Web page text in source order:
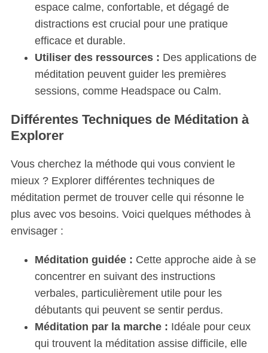
espace calme, confortable, et dégagé de
distractions est crucial pour une pratique
efficace et durable.
Utiliser des ressources : Des applications de
méditation peuvent guider les premières
sessions, comme Headspace ou Calm.
Différentes Techniques de Méditation à
Explorer
Vous cherchez la méthode qui vous convient le
mieux ? Explorer différentes techniques de
méditation permet de trouver celle qui résonne le
plus avec vos besoins. Voici quelques méthodes à
envisager :
Méditation guidée : Cette approche aide à se
concentrer en suivant des instructions
verbales, particulièrement utile pour les
débutants qui peuvent se sentir perdus.
Méditation par la marche : Idéale pour ceux
qui trouvent la méditation assise difficile, elle
S
e
f
o
r